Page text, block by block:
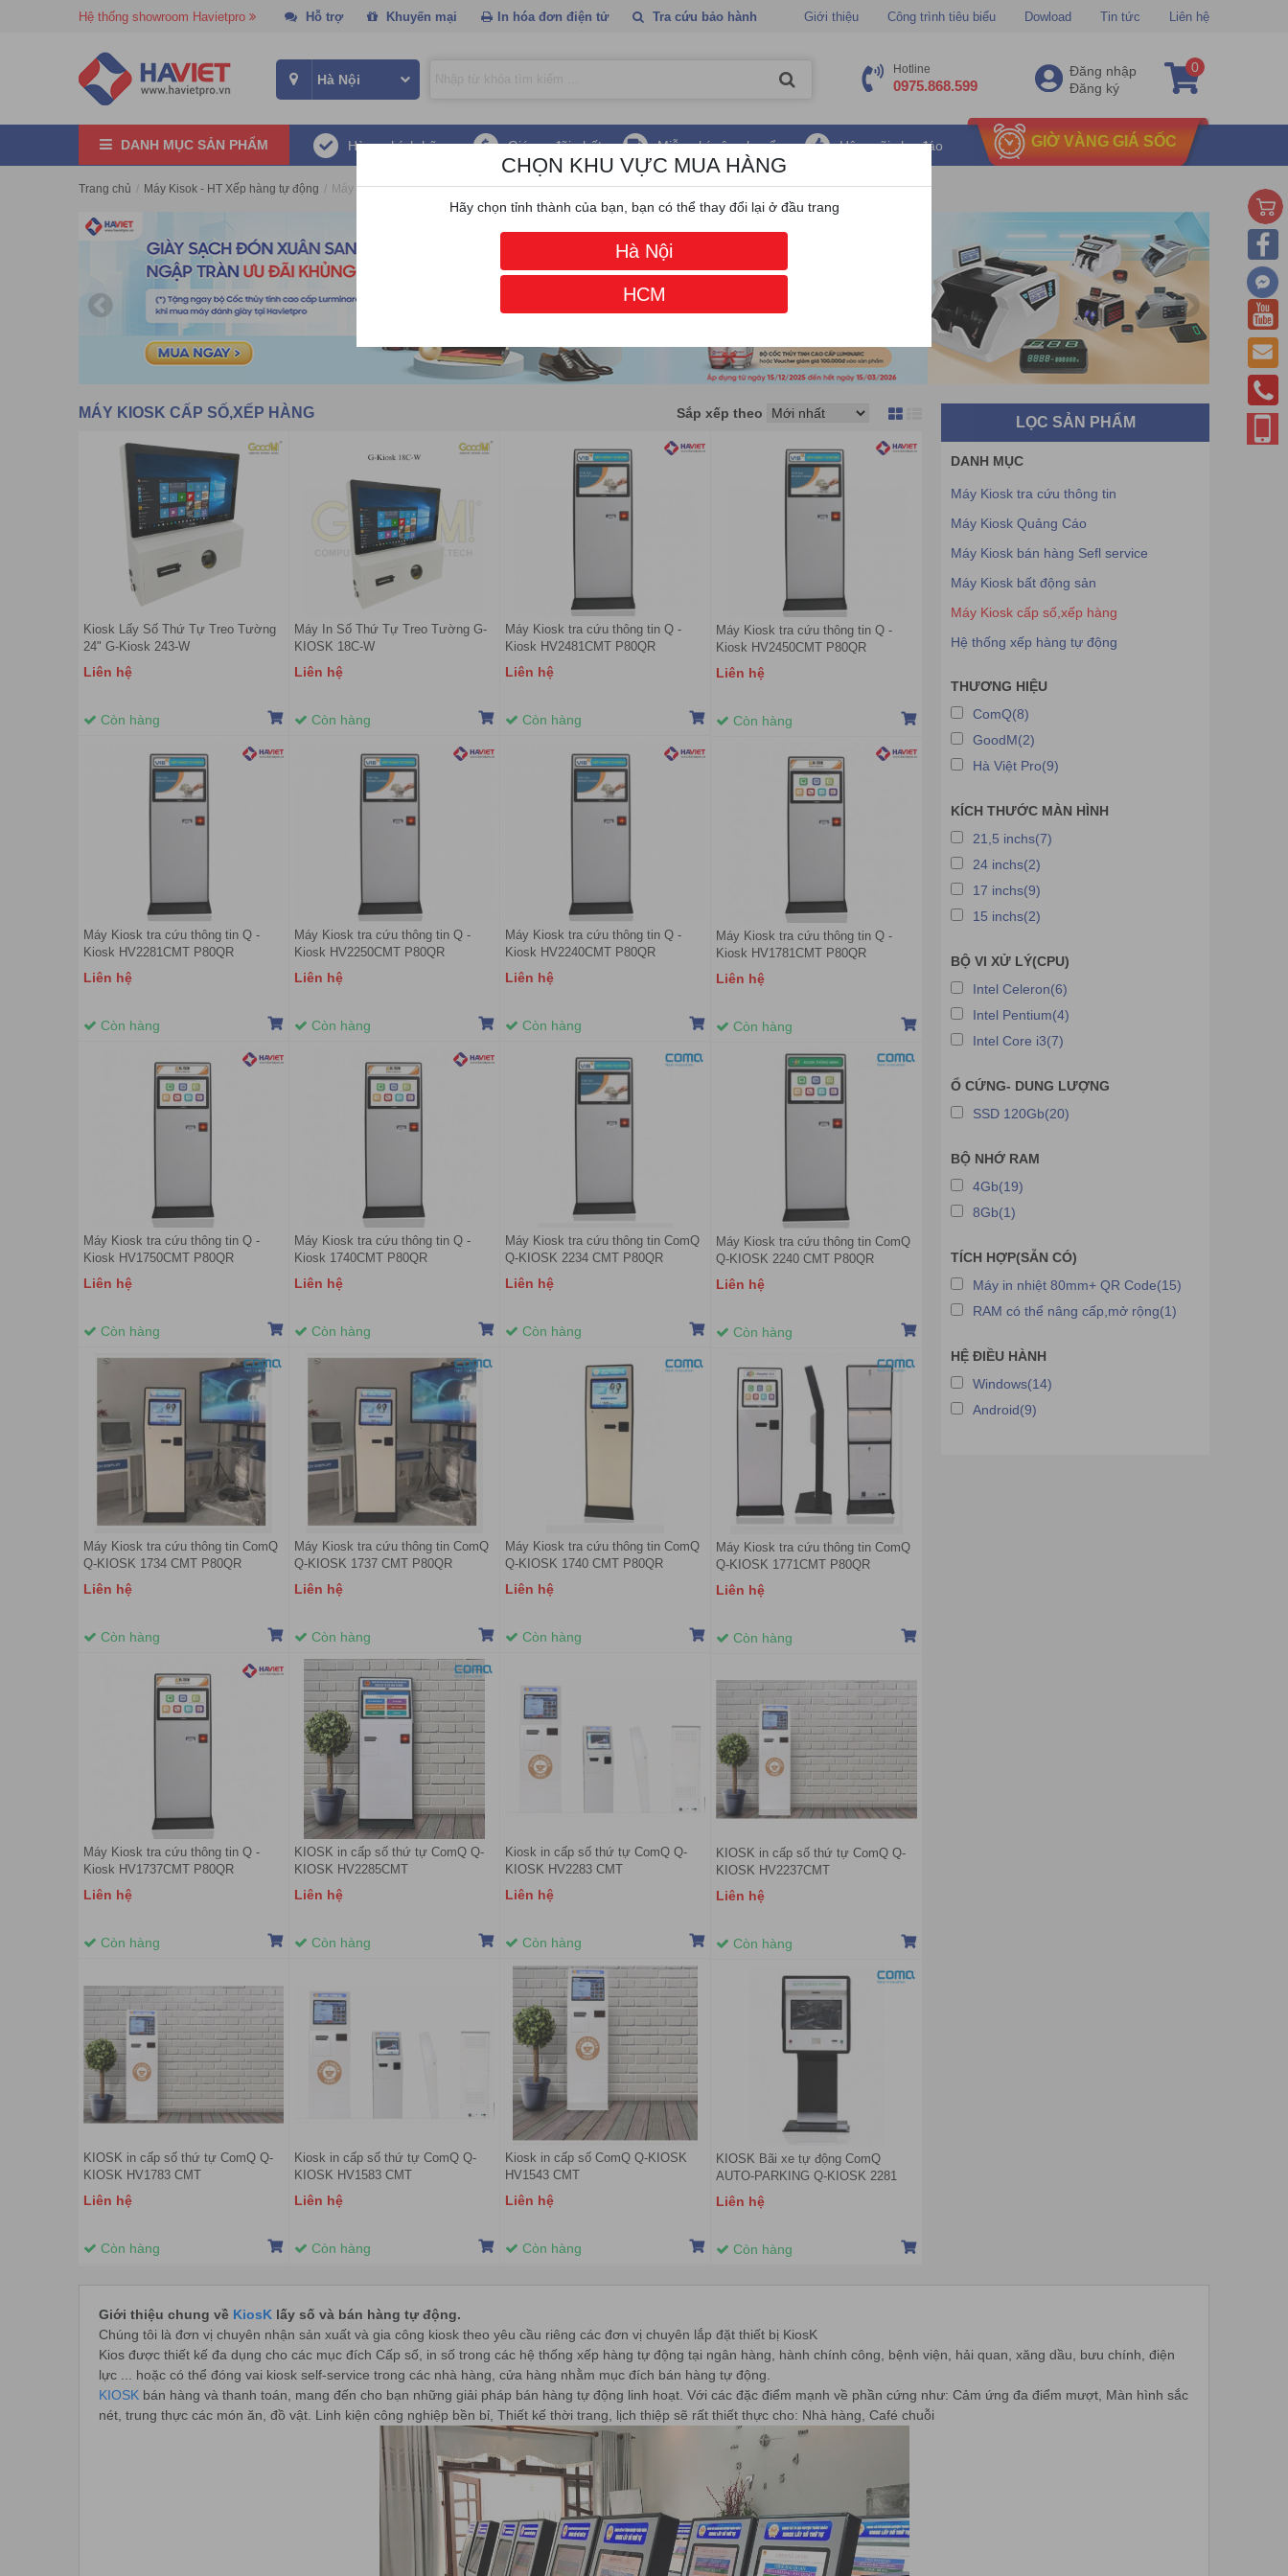
Hệ thống showroom Havietpro Hỗ trợ Khuyến mại In hóa đơn điện tử Tra cứu bảo hành Giới thiệu Công trình tiêu biểu Dowload Tin tức Liên hệ
Hotline
0975.868.599
Đăng nhập
Đăng ký
0
DANH MỤC SẢN PHẨM Hàng chính hãng Giá ưu đãi nhất Miễn phí vận chuyển Hậu mãi chu đáo GIỜ VÀNG GIÁ SỐC
Trang chủ / Máy Kisok - HT Xếp hàng tự động / Máy Kiosk cấp số,xếp hàng
MÁY KIOSK CẤP SỐ,XẾP HÀNG Sắp xếp theo
Kiosk Lấy Số Thứ Tự Treo Tường
24" G-Kiosk 243-W
Liên hệ
Còn hàng
Máy In Số Thứ Tự Treo Tường G-
KIOSK 18C-W
Liên hệ
Còn hàng
Máy Kiosk tra cứu thông tin Q -
Kiosk HV2481CMT P80QR
Liên hệ
Còn hàng
Máy Kiosk tra cứu thông tin Q -
Kiosk HV2450CMT P80QR
Liên hệ
Còn hàng
Máy Kiosk tra cứu thông tin Q -
Kiosk HV2281CMT P80QR
Liên hệ
Còn hàng
Máy Kiosk tra cứu thông tin Q -
Kiosk HV2250CMT P80QR
Liên hệ
Còn hàng
Máy Kiosk tra cứu thông tin Q -
Kiosk HV2240CMT P80QR
Liên hệ
Còn hàng
Máy Kiosk tra cứu thông tin Q -
Kiosk HV1781CMT P80QR
Liên hệ
Còn hàng
Máy Kiosk tra cứu thông tin Q -
Kiosk HV1750CMT P80QR
Liên hệ
Còn hàng
Máy Kiosk tra cứu thông tin Q -
Kiosk 1740CMT P80QR
Liên hệ
Còn hàng
Máy Kiosk tra cứu thông tin ComQ
Q-KIOSK 2234 CMT P80QR
Liên hệ
Còn hàng
Máy Kiosk tra cứu thông tin ComQ
Q-KIOSK 2240 CMT P80QR
Liên hệ
Còn hàng
Máy Kiosk tra cứu thông tin ComQ
Q-KIOSK 1734 CMT P80QR
Liên hệ
Còn hàng
Máy Kiosk tra cứu thông tin ComQ
Q-KIOSK 1737 CMT P80QR
Liên hệ
Còn hàng
Máy Kiosk tra cứu thông tin ComQ
Q-KIOSK 1740 CMT P80QR
Liên hệ
Còn hàng
Máy Kiosk tra cứu thông tin ComQ
Q-KIOSK 1771CMT P80QR
Liên hệ
Còn hàng
Máy Kiosk tra cứu thông tin Q -
Kiosk HV1737CMT P80QR
Liên hệ
Còn hàng
KIOSK in cấp số thứ tự ComQ Q-
KIOSK HV2285CMT
Liên hệ
Còn hàng
Kiosk in cấp số thứ tự ComQ Q-
KIOSK HV2283 CMT
Liên hệ
Còn hàng
KIOSK in cấp số thứ tự ComQ Q-
KIOSK HV2237CMT
Liên hệ
Còn hàng
KIOSK in cấp số thứ tự ComQ Q-
KIOSK HV1783 CMT
Liên hệ
Còn hàng
Kiosk in cấp số thứ tự ComQ Q-
KIOSK HV1583 CMT
Liên hệ
Còn hàng
Kiosk in cấp số ComQ Q-KIOSK
HV1543 CMT
Liên hệ
Còn hàng
KIOSK Bãi xe tự động ComQ
AUTO-PARKING Q-KIOSK 2281
PKK
Liên hệ
Còn hàng
LỌC SẢN PHẨM
DANH MỤC
Máy Kiosk tra cứu thông tin
Máy Kiosk Quảng Cáo
Máy Kiosk bán hàng Sefl service
Máy Kiosk bất động sản
Máy Kiosk cấp số,xếp hàng
Hệ thống xếp hàng tự động
THƯƠNG HIỆU
ComQ(8)
GoodM(2)
Hà Việt Pro(9)
KÍCH THƯỚC MÀN HÌNH
21,5 inchs(7)
24 inchs(2)
17 inchs(9)
15 inchs(2)
BỘ VI XỬ LÝ(CPU)
Intel Celeron(6)
Intel Pentium(4)
Intel Core i3(7)
Ổ CỨNG- DUNG LƯỢNG
SSD 120Gb(20)
BỘ NHỚ RAM
4Gb(19)
8Gb(1)
TÍCH HỢP(SẴN CÓ)
Máy in nhiệt 80mm+ QR Code(15)
RAM có thể nâng cấp,mở rộng(1)
HỆ ĐIỀU HÀNH
Windows(14)
Android(9)
Giới thiệu chung về KiosK lấy số và bán hàng tự động.
Chúng tôi là đơn vị chuyên nhận sản xuất và gia công kiosk theo yêu cầu riêng các đơn vị chuyên lắp đặt thiết bị KiosK
Kios được thiết kế đa dụng cho các mục đích Cấp số, in số trong các hệ thống xếp hàng tự động tại ngân hàng, hành chính công, bệnh viện, hải quan, xăng dầu, bưu chính, điện
lực ... hoặc có thể đóng vai kiosk self-service trong các nhà hàng, cửa hàng nhằm mục đích bán hàng tự động.
KIOSK bán hàng và thanh toán, mang đến cho bạn những giải pháp bán hàng tự động linh hoạt. Với các đặc điểm mạnh về phần cứng như: Cảm ứng đa điểm mượt, Màn hình sắc
nét, trung thực các món ăn, đồ vật. Linh kiện công nghiệp bền bỉ, Thiết kế thời trang, lịch thiệp sẽ rất thiết thực cho: Nhà hàng, Café chuỗi
CHỌN KHU VỰC MUA HÀNG
Hãy chọn tỉnh thành của bạn, bạn có thể thay đổi lại ở đầu trang
Hà Nội
HCM